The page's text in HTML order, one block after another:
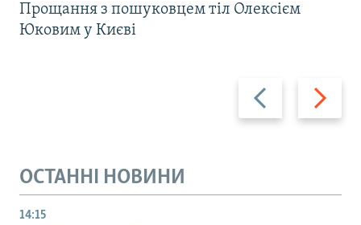
Назад Вперед
Прощання з пошуковцем тіл Олексієм
Юковим у Києві
ОСТАННІ НОВИНИ
14:15